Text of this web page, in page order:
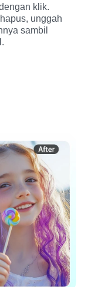
klik.
unggah
sambil